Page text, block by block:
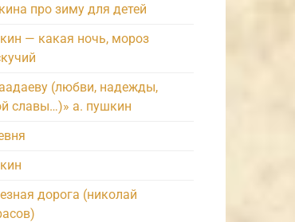
про зиму для детей
— какая ночь, мороз
(любви, надежды,
славы…)» а. пушкин
дорога (николай